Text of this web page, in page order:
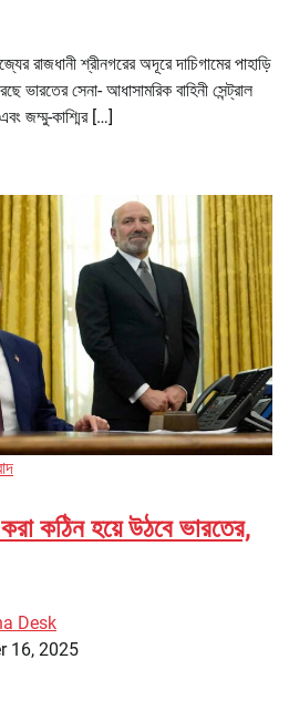
রাজধানী শ্রীনগরের অদূরে দাচিগামের পাহাড়ি
ভারতের সেনা- আধাসামরিক বাহিনী সেন্ট্রাল
জম্মু-কাশ্মির […]
কঠিন হয়ে উঠবে ভারতের,
Desk
16, 2025